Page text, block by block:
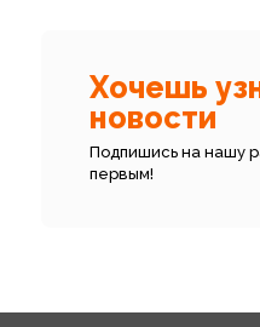
Хочешь
новости
Подпишись на нашу
первым!